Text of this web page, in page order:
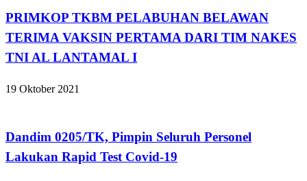
PRIMKOP TKBM PELABUHAN BELAWAN
TERIMA VAKSIN PERTAMA DARI TIM NAKES
TNI AL LANTAMAL I
19 Oktober 2021
Dandim 0205/TK, Pimpin Seluruh Personel
Lakukan Rapid Test Covid-19